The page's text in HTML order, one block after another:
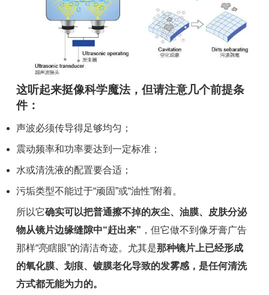
这听起来挺像科学魔法，但请注意几个前提条
件：
声波必须传导得足够均匀；
震动频率和功率要达到一定标准；
水或清洗液的配置要合适；
污垢类型不能过于“顽固”或“油性”附着。
所以它确实可以把普通擦不掉的灰尘、油膜、皮肤分泌
物从镜片边缘缝隙中“赶出来” ，但它做不到像牙膏广告
那样“亮瞎眼”的清洁奇迹。尤其是那种镜片上已经形成
的氧化膜、划痕、镀膜老化导致的发雾感，是任何清洗
方式都无能为力的。